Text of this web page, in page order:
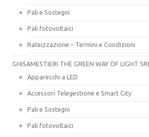
Pali e Sostegni
Pali fotovoltaici
Rateizzazione – Termini e Condizioni
GHISAMESTIERI THE GREEN WAY OF LIGHT SRL
Apparecchi a LED
Accessori Telegestione e Smart City
Pali e Sostegni
Pali fotovoltaici